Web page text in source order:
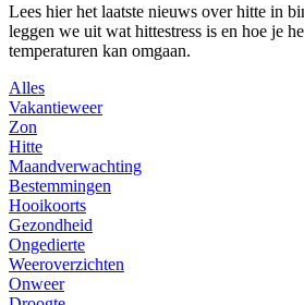
Lees hier het laatste nieuws over hitte in
leggen we uit wat hittestress is en hoe je
temperaturen kan omgaan.
Alles
Vakantieweer
Zon
Hitte
Maandverwachting
Bestemmingen
Hooikoorts
Gezondheid
Ongedierte
Weeroverzichten
Onweer